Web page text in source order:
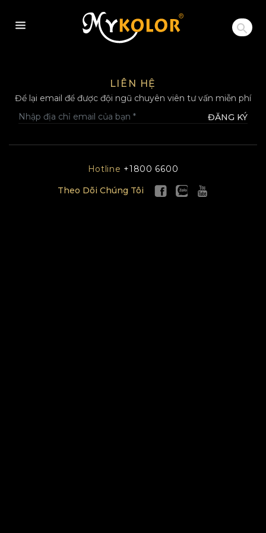
MYKOLOR
LIÊN HỆ
Để lại email để được đội ngũ chuyên viên tư vấn miễn phí
ĐĂNG KÝ
Hotline +1800 6600
Theo Dõi Chúng Tôi